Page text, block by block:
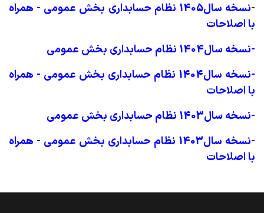
-
نسخه سال1405 نظام حسابداری بخش عمومی - همراه
با اصلاحات
-نسخه سال1404 نظام حسابداری بخش عمومی
-نسخه سال1404 نظام حسابداری بخش عمومی - همراه
با اصلاحات
-نسخه سال1403 نظام حسابداری بخش عمومی
-نسخه سال1403 نظام حسابداری بخش عمومی - همراه
با اصلاحات